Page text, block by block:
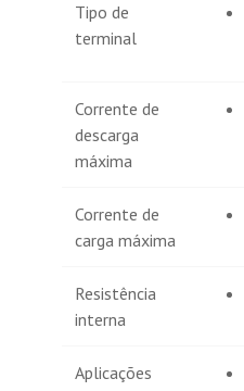
Tipo de
terminal
Corrente de
descarga
máxima
Corrente de
carga máxima
Resistência
interna
Aplicações